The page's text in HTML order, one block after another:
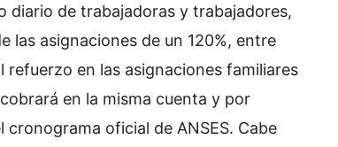
diario de trabajadoras y trabajadores,
las asignaciones de un 120%, entre
refuerzo en las asignaciones familiares
en la misma cuenta y por
oficial de ANSES. Cabe